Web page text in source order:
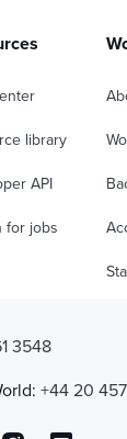
library
API
for jobs
3548
+44 20